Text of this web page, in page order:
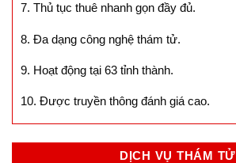
7. Thủ tục thuê nhanh gọn đầy đủ.
8. Đa dạng công nghệ thám tử.
9. Hoạt động tại 63 tỉnh thành.
10. Được truyền thông đánh giá cao.
DỊCH VỤ THÁM TỬ